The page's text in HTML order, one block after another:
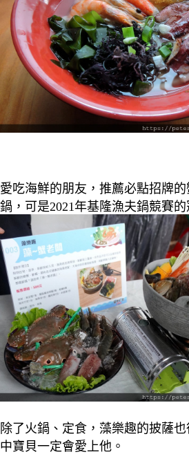
愛吃海鮮的朋友，推薦必點招牌
鍋，可是2021年基隆漁夫鍋競賽的
除了火鍋、定食，藻樂趣的披薩
中寶貝一定會愛上他。